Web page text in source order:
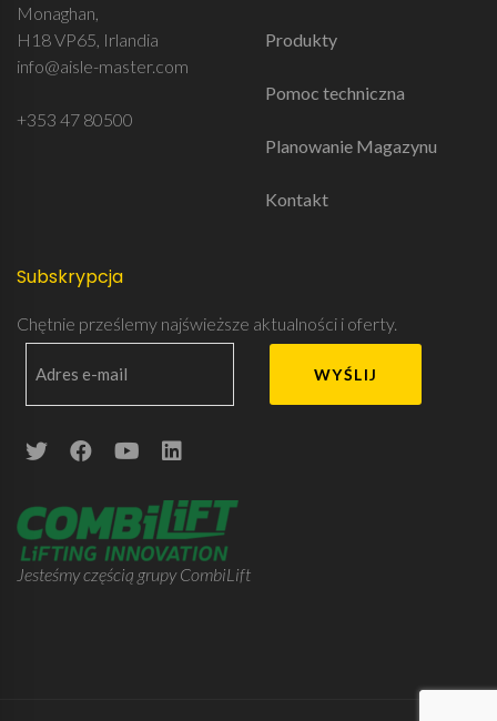
Monaghan,
H18 VP65, Irlandia
info@aisle-master.com
+353 47 80500
Produkty
Pomoc techniczna
Planowanie Magazynu
Kontakt
Subskrypcja
Chętnie prześlemy najświeższe aktualności i oferty.
Jesteśmy częścią grupy CombiLift